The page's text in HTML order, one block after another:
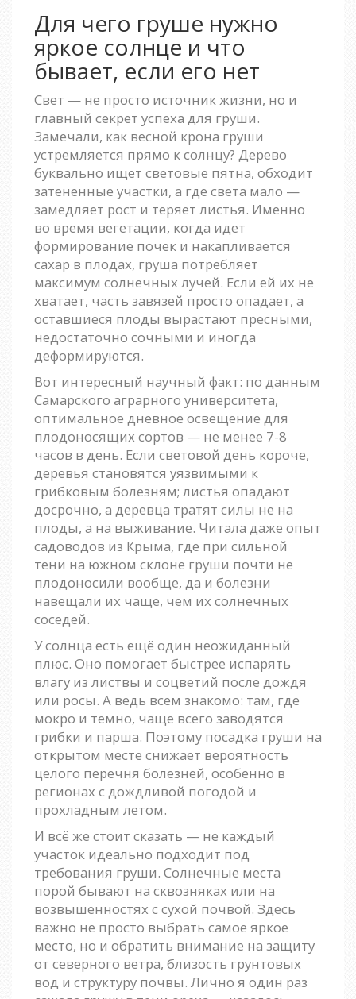
Для чего груше нужно
яркое солнце и что
бывает, если его нет
Свет — не просто источник жизни, но и
главный секрет успеха для груши.
Замечали, как весной крона груши
устремляется прямо к солнцу? Дерево
буквально ищет световые пятна, обходит
затененные участки, а где света мало —
замедляет рост и теряет листья. Именно
во время вегетации, когда идет
формирование почек и накапливается
сахар в плодах, груша потребляет
максимум солнечных лучей. Если ей их не
хватает, часть завязей просто опадает, а
оставшиеся плоды вырастают пресными,
недостаточно сочными и иногда
деформируются.
Вот интересный научный факт: по данным
Самарского аграрного университета,
оптимальное дневное освещение для
плодоносящих сортов — не менее 7-8
часов в день. Если световой день короче,
деревья становятся уязвимыми к
грибковым болезням; листья опадают
досрочно, а деревца тратят силы не на
плоды, а на выживание. Читала даже опыт
садоводов из Крыма, где при сильной
тени на южном склоне груши почти не
плодоносили вообще, да и болезни
навещали их чаще, чем их солнечных
соседей.
У солнца есть ещё один неожиданный
плюс. Оно помогает быстрее испарять
влагу из листвы и соцветий после дождя
или росы. А ведь всем знакомо: там, где
мокро и темно, чаще всего заводятся
грибки и парша. Поэтому посадка груши на
открытом месте снижает вероятность
целого перечня болезней, особенно в
регионах с дождливой погодой и
прохладным летом.
И всё же стоит сказать — не каждый
участок идеально подходит под
требования груши. Солнечные места
порой бывают на сквозняках или на
возвышенностях с сухой почвой. Здесь
важно не просто выбрать самое яркое
место, но и обратить внимание на защиту
от северного ветра, близость грунтовых
вод и структуру почвы. Лично я один раз